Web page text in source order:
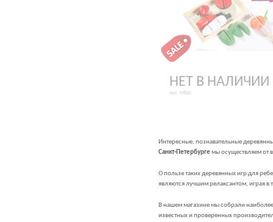
НЕТ В НАЛИЧИИ
Арт. 9982C
Интересные, познавательные
Санкт-Петербургемы осуществляем от
О пользе таких деревянных игр для
являются лучшим релаксантом, играя в
В нашем магазине мы собрали
известных и проверенных